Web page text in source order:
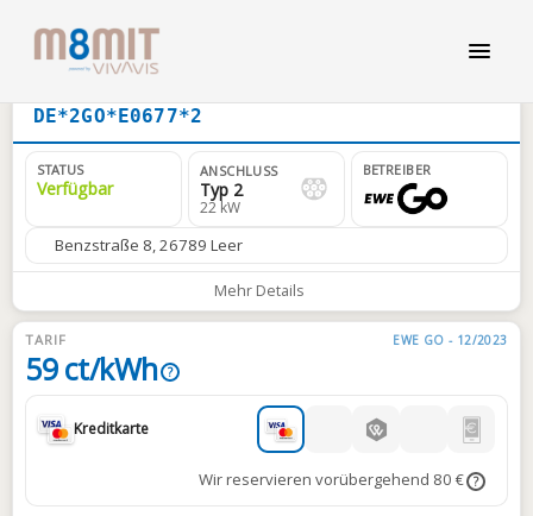
DE*2GO*E0677*2
STATUS
Verfügbar
ANSCHLUSS
Typ 2
22 kW
BETREIBER
Benzstraße 8, 26789 Leer
Mehr Details
TARIF EWE GO - 12/2023
59 ct/kWh ?
Kreditkarte
Wir reservieren vorübergehend 80 € ?